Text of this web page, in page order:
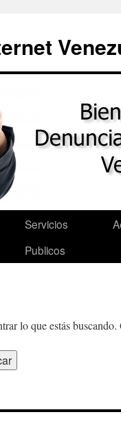
Servicios
Publicos
lo que estás